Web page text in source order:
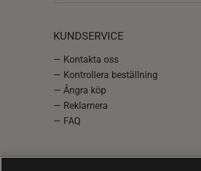
KUNDSERVICE
— Kontakta oss
— Kontrollera beställning
— Ångra köp
— Reklamera
— FAQ